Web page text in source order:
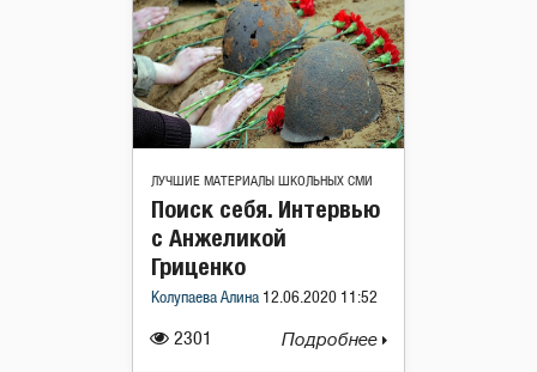
ЛУЧШИЕ МАТЕРИАЛЫ ШКОЛЬНЫХ СМИ
2301
Поиск себя. Интервью
с Анжеликой
Гриценко
Колупаева Алина 12.06.2020 11:52
Подробнее